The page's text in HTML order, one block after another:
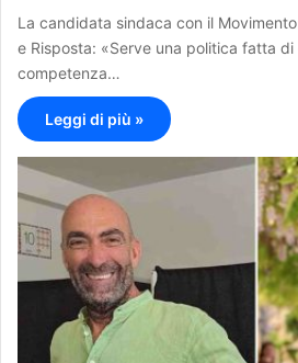
La candidata sindaca con il
e Risposta: «Serve una politica fatta di
competenza…
Leggi di più »